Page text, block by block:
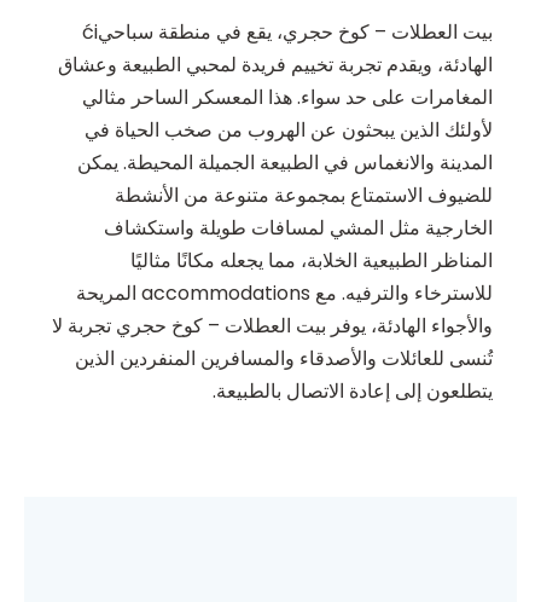
بيت العطلات – كوخ حجري، يقع في منطقة سباحيći
الهادئة، ويقدم تجربة تخييم فريدة لمحبي الطبيعة وعشاق
المغامرات على حد سواء. هذا المعسكر الساحر مثالي
لأولئك الذين يبحثون عن الهروب من صخب الحياة في
المدينة والانغماس في الطبيعة الجميلة المحيطة. يمكن
للضيوف الاستمتاع بمجموعة متنوعة من الأنشطة
الخارجية مثل المشي لمسافات طويلة واستكشاف
المناظر الطبيعية الخلابة، مما يجعله مكانًا مثاليًا
للاسترخاء والترفيه. مع accommodations المريحة
والأجواء الهادئة، يوفر بيت العطلات – كوخ حجري تجربة لا
تُنسى للعائلات والأصدقاء والمسافرين المنفردين الذين
يتطلعون إلى إعادة الاتصال بالطبيعة.